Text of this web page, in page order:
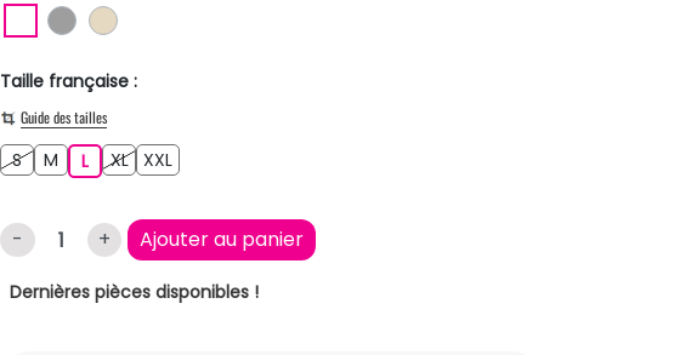
BLANCGRISBEIGE
Taille française :
Guide des tailles
SS M LL XLXLXXLXXL
- + Ajouter au panier
Dernières pièces disponibles !